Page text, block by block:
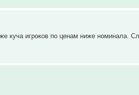
куча игроков по ценам ниже номинала.